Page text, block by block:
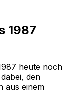
1987
heute noch
den
aus einem